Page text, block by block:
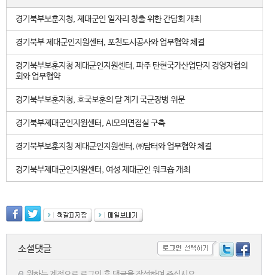
경기북부보훈지청, 제대군인 일자리 창출 위한 간담회 개최
경기북부 제대군인지원센터, 포천도시공사와 업무협약 체결
경기북부보훈지청 제대군인지원센터, 파주 탄현국가산업단지 경영자협의
회와 업무협약
경기북부보훈지청, 호국보훈의 달 계기 국군장병 위문
경기북부제대군인지원센터, AI모의면접실 구축
경기북부보훈지청 제대군인지원센터, ㈜담터와 업무협약 체결
경기북부제대군인지원센터, 여성 제대군인 워크숍 개최
소셜댓글